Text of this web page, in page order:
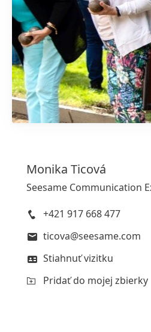
1 z 3
Monika Ticová
Seesame Communication
+421 917 668 477
ticova@seesame.com
Stiahnuť vizitku
Pridať do mojej zbierky